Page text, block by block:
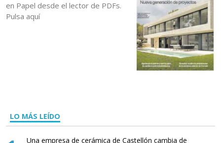
en Papel desde el lector de PDFs.
Pulsa aquí
LO MÁS LEÍDO
Una empresa de cerámica de Castellón cambia de